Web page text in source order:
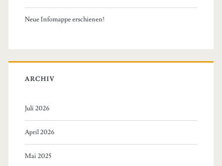
Neue Infomappe erschienen!
ARCHIV
Juli 2026
April 2026
Mai 2025